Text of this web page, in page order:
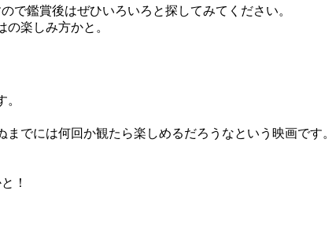
で鑑賞後はぜひいろいろと探してみてください。
楽しみ方かと。
でには何回か観たら楽しめるだろうなという映画です。
！